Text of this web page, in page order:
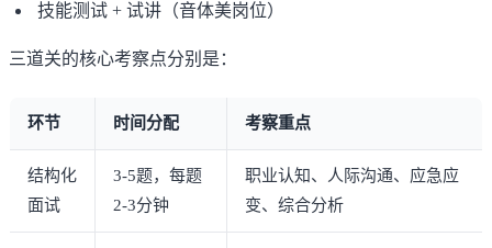
技能测试 + 试讲（音体美岗位）
三道关的核心考察点分别是：
环节 时间分配 考察重点
结构化
面试
3-5题，每题
2-3分钟
职业认知、人际沟通、应急应
变、综合分析